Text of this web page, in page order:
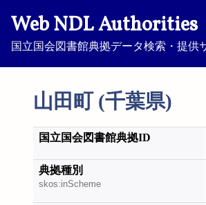
Web NDL Authorities
国立国会図書館典拠データ検索・提供
山田町 (千葉県)
国立国会図書館典拠ID
典拠種別
skos:inScheme